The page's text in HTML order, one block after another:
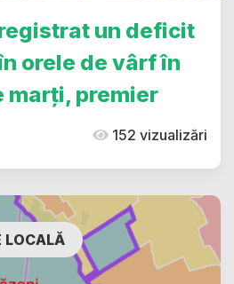
un deficit
orele de vârf în
marți, premier
152 vizualizări
LOCALĂ